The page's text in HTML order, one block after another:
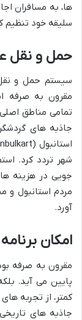
ها، به مسافران
سلیقه خود تنظیم
حمل و نقل
سیستم حمل و نقل
مقرون به صرفه
تمامی مناطق
جاذبه های
شهر تردد کرد.
جویی در هزینه
مردم استانبول و
آورد.
امکان
مقرون به صرفه
پایین می آید.
کمتر، از تجربه
جاذبه های